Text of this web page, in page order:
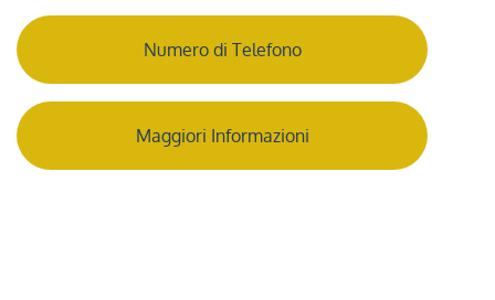
Numero di Telefono
Maggiori Informazioni